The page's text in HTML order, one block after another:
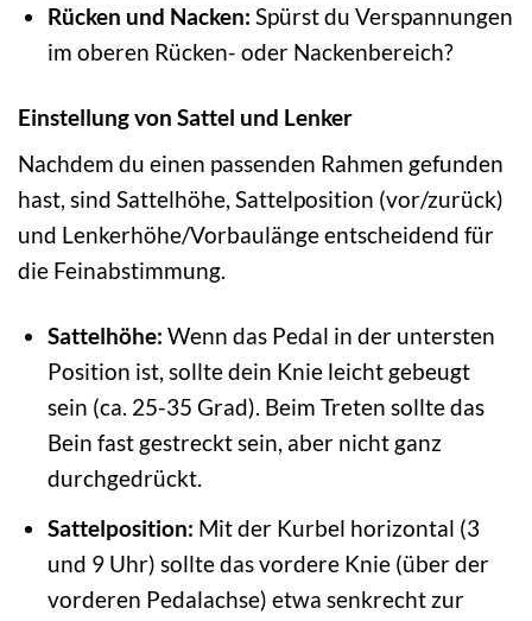
Rücken und Nacken: Spürst du Verspannungen
im oberen Rücken- oder Nackenbereich?
Einstellung von Sattel und Lenker
Nachdem du einen passenden Rahmen gefunden
hast, sind Sattelhöhe, Sattelposition (vor/zurück)
und Lenkerhöhe/Vorbaulänge entscheidend für
die Feinabstimmung.
Sattelhöhe: Wenn das Pedal in der untersten
Position ist, sollte dein Knie leicht gebeugt
sein (ca. 25-35 Grad). Beim Treten sollte das
Bein fast gestreckt sein, aber nicht ganz
durchgedrückt.
Sattelposition: Mit der Kurbel horizontal (3
und 9 Uhr) sollte das vordere Knie (über der
vorderen Pedalachse) etwa senkrecht zur